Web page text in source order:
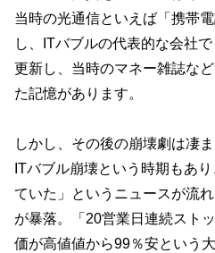
当時の光通信といえば「携帯
し、ITバブルの代表的な会社
更新し、当時のマネー雑誌な
た記憶があります。
しかし、その後の崩壊劇は凄
ITバブル崩壊という時期もあ
ていた」というニュースが流
が暴落。「20営業日連続スト
価が高値値から99％安という